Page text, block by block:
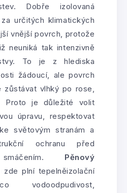
Dobře izolovaná
určitých klimatických
vnější povrch, protože
neuniká tak intenzivně
To je z hlediska
žádoucí, ale povrch
zůstávat vlhký po rose,
Proto je důležité volit
úpravu, respektovat
světovým stranám a
ochranu před
smáčením. Pěnový
zde plní tepelněizolační
vodoodpudivost,